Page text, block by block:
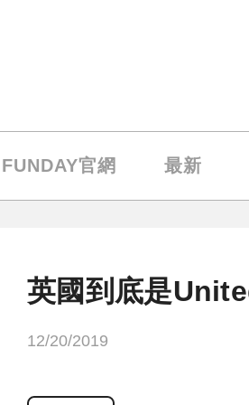
FUNDAY官網 最新
英國到底是
12/20/2019